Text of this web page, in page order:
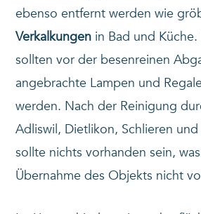
ebenso entfernt werden wie
Verkalkungen in Bad und
sollten vor der besenreinen
angebrachte Lampen und
werden. Nach der Reinigung
Adliswil, Dietlikon, Schlieren
sollte nichts vorhanden sein,
Übernahme des Objekts nicht